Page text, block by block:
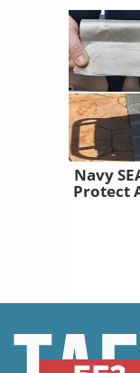
Navy
Protect